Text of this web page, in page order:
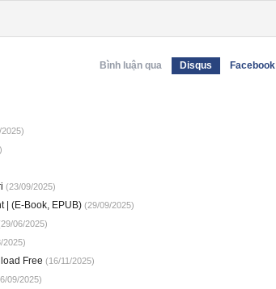
Bình luận qua Disqus Facebook
(23/09/2025)
| (E-Book, EPUB)(29/09/2025)
06/2025)
2025)
Free (16/11/2025)
09/2025)